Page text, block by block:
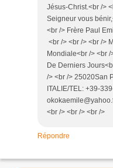
Jésus-Christ.<br />
Seigneur vous
<br /> Frère Paul
<br /> <br /> <br />
Mondiale<br /> <br
De Derniers
/> <br /> 25020San
ITALIE/TEL: +39-
<br /> <br /> <br />
Répondre